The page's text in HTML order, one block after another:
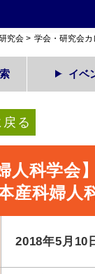
究会 > 学会・研究会カ
イベ
る
人科学会】
産科婦人
2018年5月10